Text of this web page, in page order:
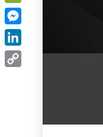
h
a
t
s
W
e
C
h
M
e
s
L
i